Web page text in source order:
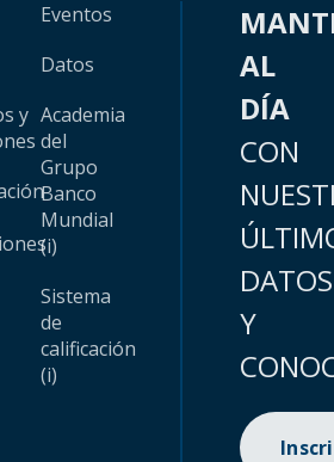
y
Eventos
Datos
Academia
del
Grupo
Banco
Mundial
(i)
Sistema
de
calificación
(i)
AL
DÍA
CON
DATOS
Y